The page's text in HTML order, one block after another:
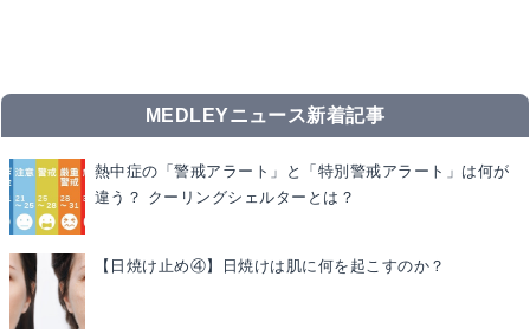
MEDLEYニュース新着記事
熱中症の「警戒アラート」と「特別警戒アラート」は何が
違う？ クーリングシェルターとは？
【日焼け止め④】日焼けは肌に何を起こすのか？